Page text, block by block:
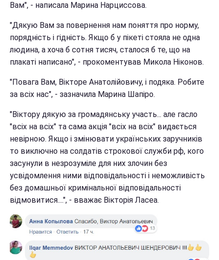
Вам", - написала Марина Нарциссова.
"Дякую Вам за повернення нам поняття про норму,
порядність і гідність. Якщо б у пікеті стояла не одна
людина, а хоча б сотня тисяч, сталося б те, що на
плакаті написано", - прокоментував Микола Ніконов.
"Повага Вам, Вікторе Анатолійовичу, і подяка. Робите
за всіх нас", - зазначила Марина Шапіро.
"Віктору дякую за громадянську участь... але гасло
"всіх на всіх" та сама акція "всіх на всіх" видається
невірною. Якщо і змінювати українських заручників
то виключно на солдатів строкової служби рф, кого
засунули в незрозуміле для них злочин без
усвідомлення ними відповідальності і неможливість
без домашньої кримінальної відповідальності
відмовитися....", - вважає Вікторія Ласеа.